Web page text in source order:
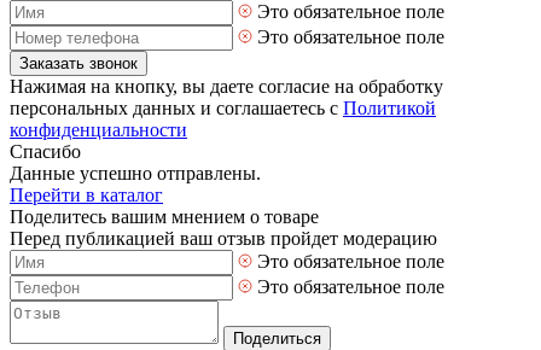
Это обязательное поле
Это обязательное поле
Заказать звонок
Нажимая на кнопку, вы даете согласие на обработку
персональных данных и соглашаетесь с Политикой
конфиденциальности
Спасибо
Данные успешно отправлены.
Перейти в каталог
Поделитесь вашим мнением о товаре
Перед публикацией ваш отзыв пройдет модерацию
Это обязательное поле
Это обязательное поле
Поделиться